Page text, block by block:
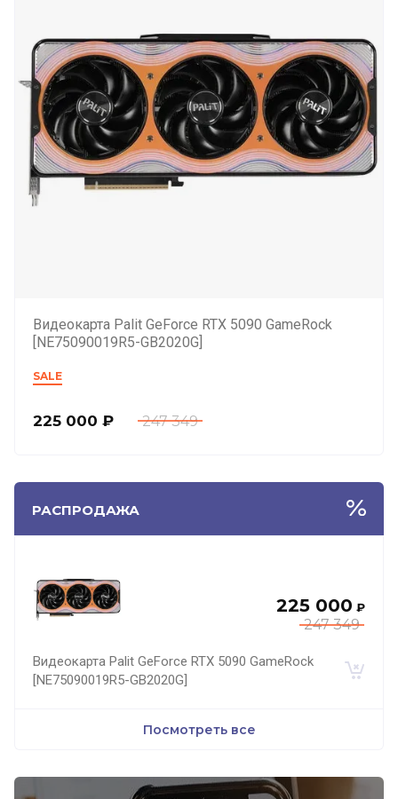
Видеокарта Palit GeForce RTX 5090 GameRock
[NE75090019R5-GB2020G]
SALE
247 349
225 000 ₽
РАСПРОДАЖА
247 349
225 000 ₽
Видеокарта Palit GeForce RTX 5090 GameRock
[NE75090019R5-GB2020G]
Посмотреть все